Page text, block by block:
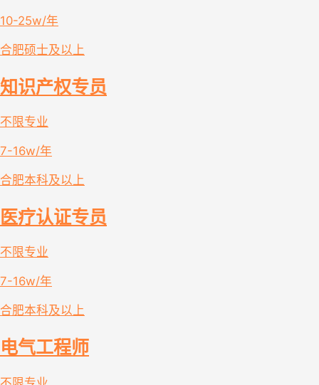
10-25w/年
合肥硕士及以上
知识产权专员
不限专业
7-16w/年
合肥本科及以上
医疗认证专员
不限专业
7-16w/年
合肥本科及以上
电气工程师